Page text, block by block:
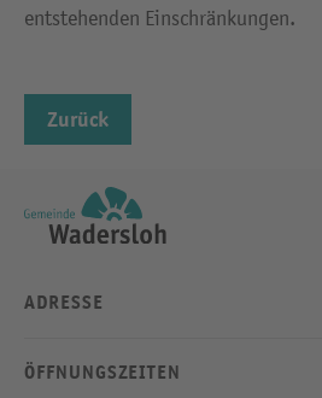
entstehenden Einschränkungen.
Zurück
ADRESSE
ÖFFNUNGSZEITEN